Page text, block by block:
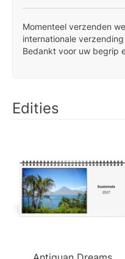
Momenteel verzenden
internationale
Bedankt voor uw begrip
Edities